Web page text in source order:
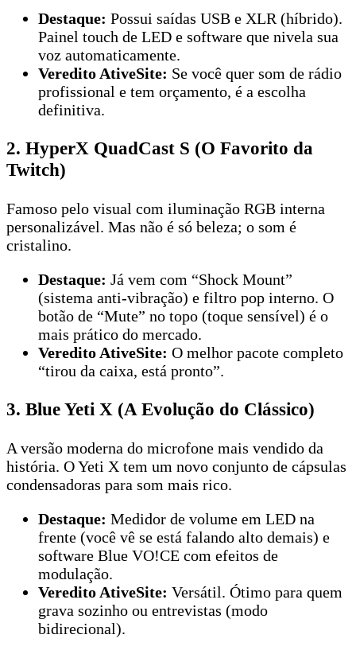
Destaque: Possui saídas USB e XLR (híbrido).
Painel touch de LED e software que nivela sua
voz automaticamente.
Veredito AtiveSite: Se você quer som de rádio
profissional e tem orçamento, é a escolha
definitiva.
2. HyperX QuadCast S (O Favorito da
Twitch)
Famoso pelo visual com iluminação RGB interna
personalizável. Mas não é só beleza; o som é
cristalino.
Destaque: Já vem com “Shock Mount”
(sistema anti-vibração) e filtro pop interno. O
botão de “Mute” no topo (toque sensível) é o
mais prático do mercado.
Veredito AtiveSite: O melhor pacote completo
“tirou da caixa, está pronto”.
3. Blue Yeti X (A Evolução do Clássico)
A versão moderna do microfone mais vendido da
história. O Yeti X tem um novo conjunto de cápsulas
condensadoras para som mais rico.
Destaque: Medidor de volume em LED na
frente (você vê se está falando alto demais) e
software Blue VO!CE com efeitos de
modulação.
Veredito AtiveSite: Versátil. Ótimo para quem
grava sozinho ou entrevistas (modo
bidirecional).